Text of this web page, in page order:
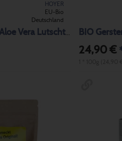
HOYER
EU-Bio
Deutschland
BIO Gelée Royal Aloe Vera Lutschtabletten BIO
24,90 €